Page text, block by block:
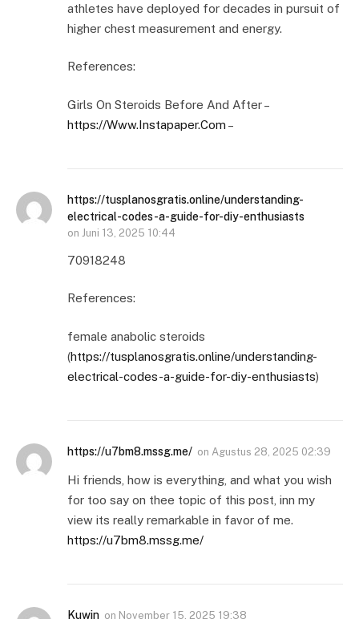
athletes have deployed for decades in pursuit of
higher chest measurement and energy.
References:
Girls On Steroids Before And After –
https://Www.Instapaper.Com –
https://tusplanosgratis.online/understanding-
electrical-codes-a-guide-for-diy-enthusiasts
on Juni 13, 2025 10:44
70918248
References:
female anabolic steroids
(https://tusplanosgratis.online/understanding-
electrical-codes-a-guide-for-diy-enthusiasts)
https://u7bm8.mssg.me/ on Agustus 28, 2025 02:39
Hi friends, how is everything, and what you wish
for too say on thee topic of this post, inn my
view its really remarkable in favor of me.
https://u7bm8.mssg.me/
Kuwin on November 15, 2025 19:38